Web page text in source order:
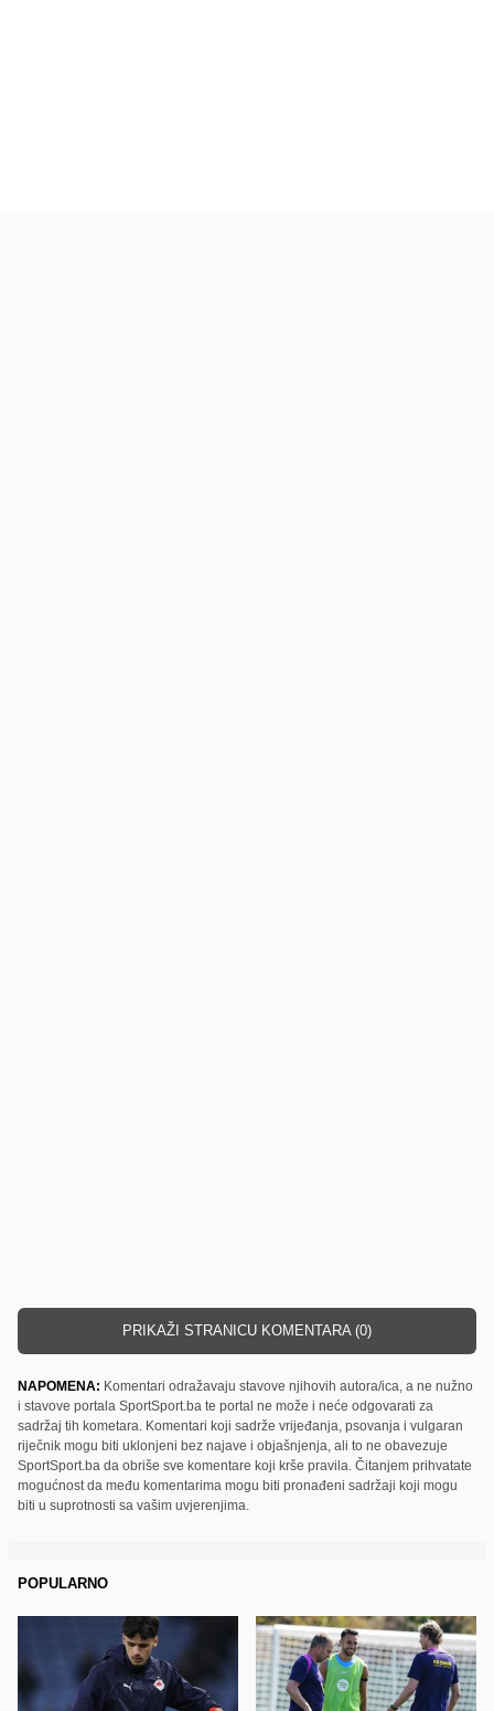
PRIKAŽI STRANICU KOMENTARA (0)
NAPOMENA: Komentari odražavaju stavove njihovih autora/ica, a ne nužno
i stavove portala SportSport.ba te portal ne može i neće odgovarati za
sadržaj tih kometara. Komentari koji sadrže vrijeđanja, psovanja i vulgaran
riječnik mogu biti uklonjeni bez najave i objašnjenja, ali to ne obavezuje
SportSport.ba da obriše sve komentare koji krše pravila. Čitanjem prihvatate
mogućnost da među komentarima mogu biti pronađeni sadržaji koji mogu
biti u suprotnosti sa vašim uvjerenjima.
POPULARNO